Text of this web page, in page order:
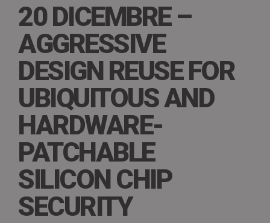
20 DICEMBRE –
AGGRESSIVE
DESIGN REUSE FOR
UBIQUITOUS AND
HARDWARE-
PATCHABLE
SILICON CHIP
SECURITY